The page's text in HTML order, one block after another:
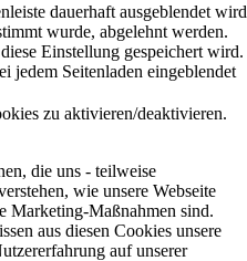
dauerhaft ausgeblendet wird
wurde, abgelehnt werden.
Einstellung gespeichert wird.
jedem Seitenladen eingeblendet
zu aktivieren/deaktivieren.
die uns - teilweise
wie unsere Webseite
Marketing-Maßnahmen sind.
aus diesen Cookies unsere
auf unserer